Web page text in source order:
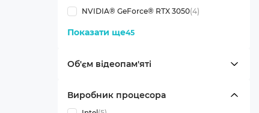
NVIDIA® GeForce® RTX 3050(4)
Показати ще45
Об'єм відеопам'яті
Виробник процесора